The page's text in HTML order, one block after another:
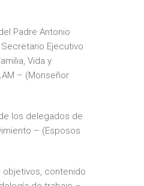
Padre Antonio
Ejecutivo
Vida y
– (Monseñor
los delegados de
– (Esposos
contenido